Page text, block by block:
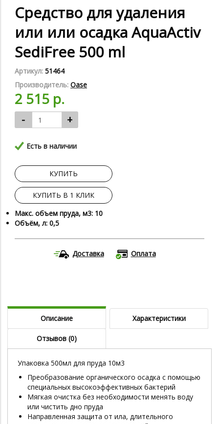
Средство для удаления
или или осадка AquaActiv
SediFree 500 ml
Артикул: 51464
Производитель: Oase
2 515 р.
- +
Есть в наличии
КУПИТЬ
КУПИТЬ В 1 КЛИК
Макс. объем пруда, м3: 10
Объём, л: 0,5
Доставка Оплата
Описание Характеристики
Отзывов (0)
Упаковка 500мл для пруда 10м3
Преобразование органического осадка с помощью
специальных высокоэффективных бактерий
Мягкая очистка без необходимости менять воду
или чистить дно пруда
Направленная защита от ила, длительного